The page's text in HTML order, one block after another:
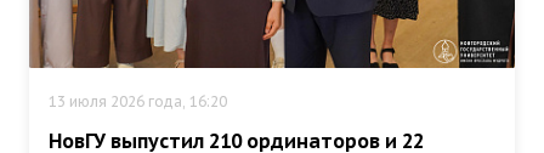
13 июля 2026 года, 16:20
НовГУ выпустил 210 ординаторов и 22